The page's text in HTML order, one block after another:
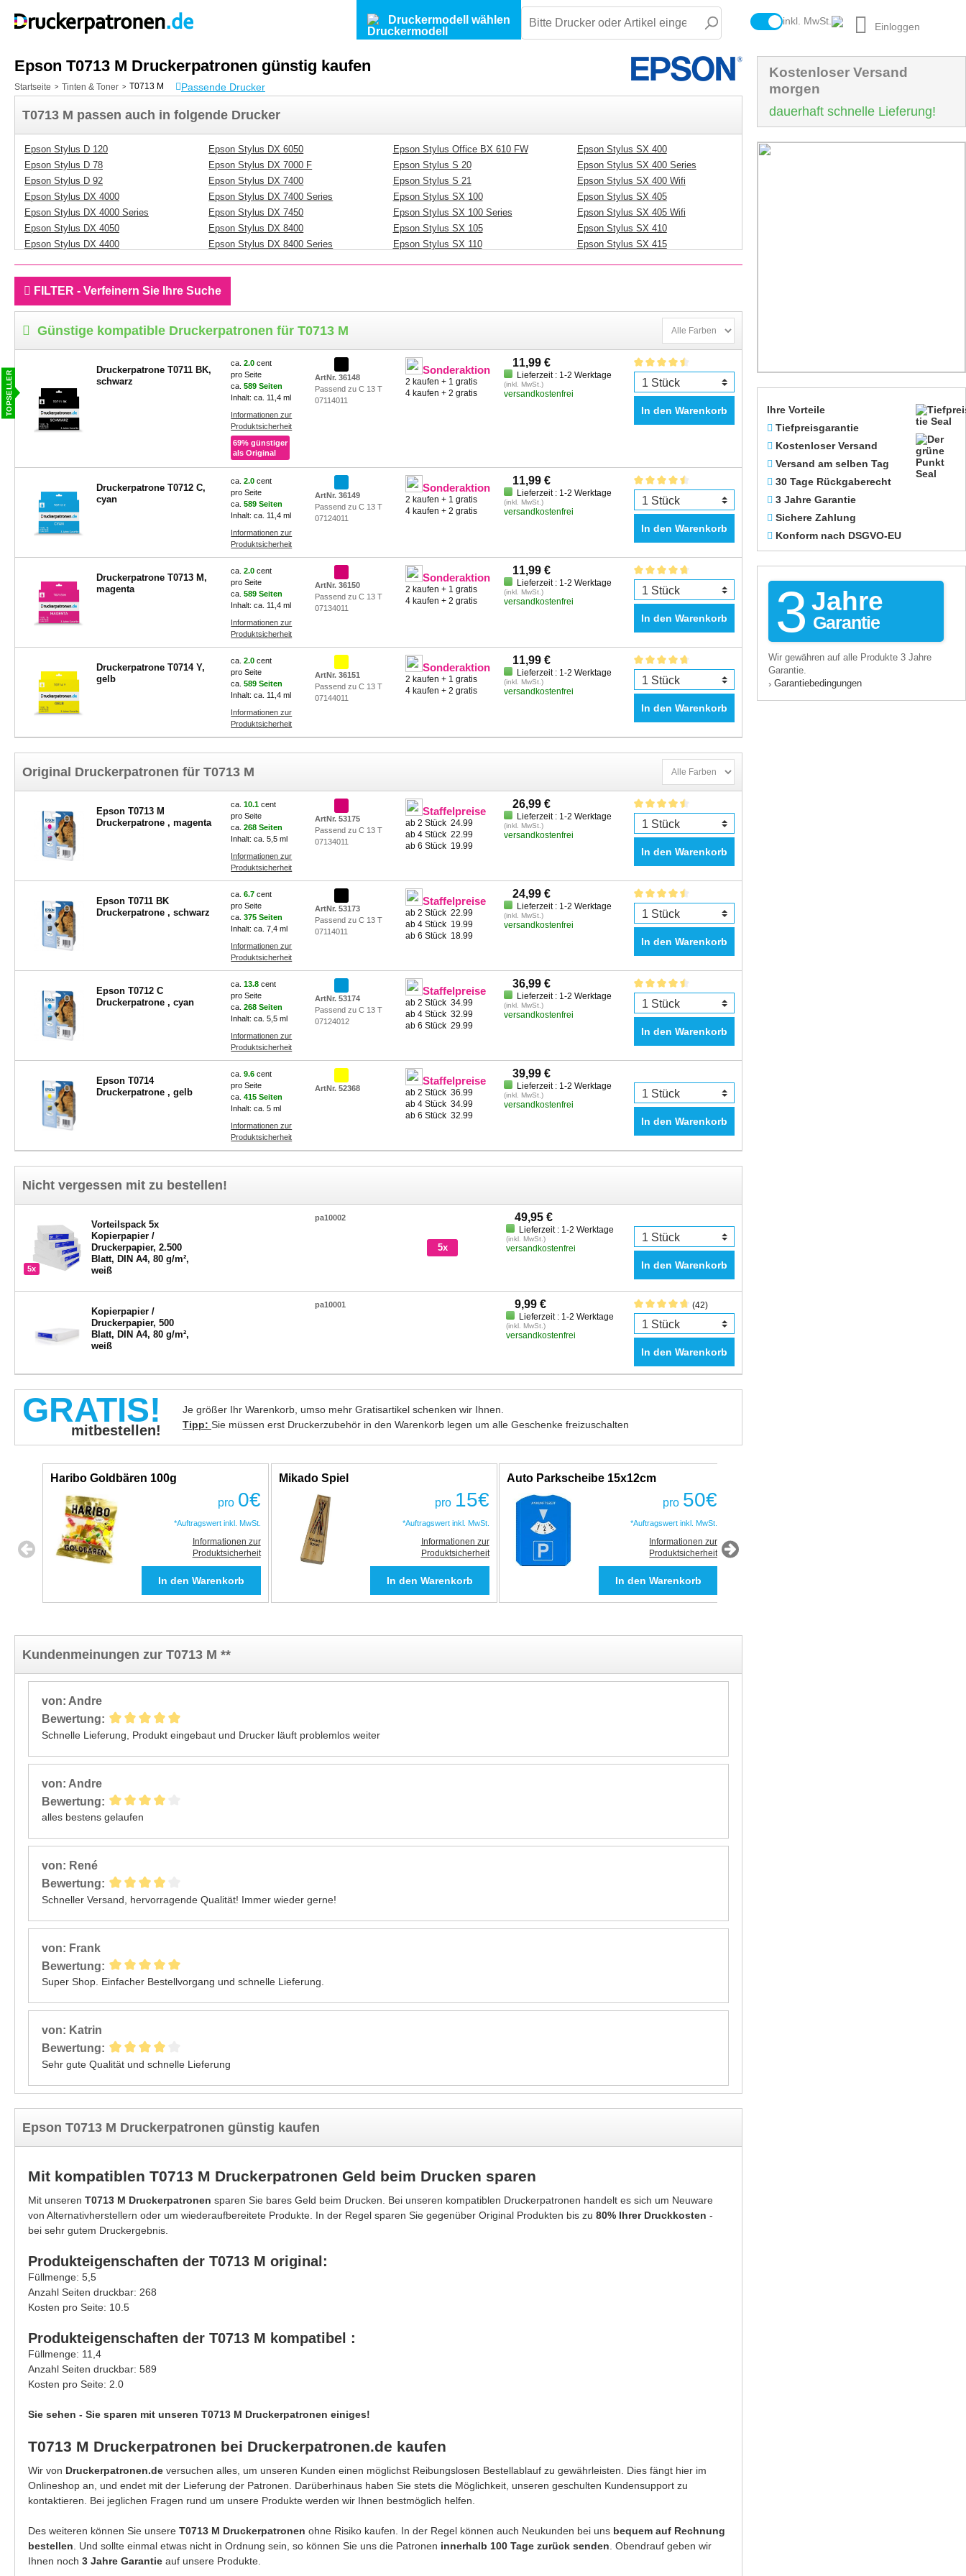
Druckermodell wählen inkl. MwSt. Einloggen
Epson T0713 M Druckerpatronen günstig kaufen
Startseite > Tinten & Toner > T0713 M Passende Drucker
T0713 M passen auch in folgende Drucker
Epson Stylus D 120
Epson Stylus D 78
Epson Stylus D 92
Epson Stylus DX 4000
Epson Stylus DX 4000 Series
Epson Stylus DX 4050
Epson Stylus DX 4400
Epson Stylus DX 4450
Epson Stylus DX 5000
Epson Stylus DX 5000 Series
Epson Stylus DX 5050
Epson Stylus DX 5500
Epson Stylus DX 6000 Series
Epson Stylus DX 6050
Epson Stylus DX 7000 F
Epson Stylus DX 7400
Epson Stylus DX 7400 Series
Epson Stylus DX 7450
Epson Stylus DX 8400
Epson Stylus DX 8400 Series
Epson Stylus DX 9200
Epson Stylus DX 9400 F
Epson Stylus Office B 40 W
Epson Stylus Office BX 300 F
Epson Stylus Office BX 310 FN
Epson Stylus Office BX 510 W
Epson Stylus Office BX 600 FW
Epson Stylus Office BX 610 FW
Epson Stylus S 20
Epson Stylus S 21
Epson Stylus SX 100
Epson Stylus SX 100 Series
Epson Stylus SX 105
Epson Stylus SX 110
Epson Stylus SX 215
Epson Stylus SX 218
Epson Stylus SX 400
Epson Stylus SX 400 Series
Epson Stylus SX 400 Wifi
Epson Stylus SX 405
Epson Stylus SX 405 Wifi
Epson Stylus SX 410
Epson Stylus SX 415
FILTER - Verfeinern Sie Ihre Suche
Günstige kompatible Druckerpatronen für T0713 M
Druckerpatrone T0711 BK,
schwarz
ca.2.0cent
pro Seite
ca.589 Seiten
Inhalt: ca. 11,4 ml
Informationen zur
Produktsicherheit
69% günstiger
als Original
ArtNr. 36148
Passend zu C 13 T
07114011
Sonderaktion
2 kaufen + 1 gratis
4 kaufen + 2 gratis
11,99 €
Lieferzeit : 1-2 Werktage
(inkl. MwSt.)
versandkostenfrei
In den Warenkorb
Druckerpatrone T0712 C,
cyan
ca.2.0cent
pro Seite
ca.589 Seiten
Inhalt: ca. 11,4 ml
Informationen zur
Produktsicherheit
ArtNr. 36149
Passend zu C 13 T
07124011
Sonderaktion
2 kaufen + 1 gratis
4 kaufen + 2 gratis
11,99 €
Lieferzeit : 1-2 Werktage
(inkl. MwSt.)
versandkostenfrei
In den Warenkorb
Druckerpatrone T0713 M,
magenta
ca.2.0cent
pro Seite
ca.589 Seiten
Inhalt: ca. 11,4 ml
Informationen zur
Produktsicherheit
ArtNr. 36150
Passend zu C 13 T
07134011
Sonderaktion
2 kaufen + 1 gratis
4 kaufen + 2 gratis
11,99 €
Lieferzeit : 1-2 Werktage
(inkl. MwSt.)
versandkostenfrei
In den Warenkorb
Druckerpatrone T0714 Y,
gelb
ca.2.0cent
pro Seite
ca.589 Seiten
Inhalt: ca. 11,4 ml
Informationen zur
Produktsicherheit
ArtNr. 36151
Passend zu C 13 T
07144011
Sonderaktion
2 kaufen + 1 gratis
4 kaufen + 2 gratis
11,99 €
Lieferzeit : 1-2 Werktage
(inkl. MwSt.)
versandkostenfrei
In den Warenkorb
Original Druckerpatronen für T0713 M
Epson T0713 M
Druckerpatrone , magenta
ca.10.1cent
pro Seite
ca.268 Seiten
Inhalt: ca. 5,5 ml
Informationen zur
Produktsicherheit
ArtNr. 53175
Passend zu C 13 T
07134011
Staffelpreise
ab 2 Stück24.99
ab 4 Stück22.99
ab 6 Stück 19.99
26,99 €
Lieferzeit : 1-2 Werktage
(inkl. MwSt.)
versandkostenfrei
In den Warenkorb
Epson T0711 BK
Druckerpatrone , schwarz
ca.6.7cent
pro Seite
ca.375 Seiten
Inhalt: ca. 7,4 ml
Informationen zur
Produktsicherheit
ArtNr. 53173
Passend zu C 13 T
07114011
Staffelpreise
ab 2 Stück22.99
ab 4 Stück 19.99
ab 6 Stück 18.99
24,99 €
Lieferzeit : 1-2 Werktage
(inkl. MwSt.)
versandkostenfrei
In den Warenkorb
Epson T0712 C
Druckerpatrone , cyan
ca.13.8cent
pro Seite
ca.268 Seiten
Inhalt: ca. 5,5 ml
Informationen zur
Produktsicherheit
ArtNr. 53174
Passend zu C 13 T
07124012
Staffelpreise
ab 2 Stück34.99
ab 4 Stück32.99
ab 6 Stück29.99
36,99 €
Lieferzeit : 1-2 Werktage
(inkl. MwSt.)
versandkostenfrei
In den Warenkorb
Epson T0714
Druckerpatrone , gelb
ca.9.6cent
pro Seite
ca.415 Seiten
Inhalt: ca. 5 ml
Informationen zur
Produktsicherheit
ArtNr. 52368
Staffelpreise
ab 2 Stück36.99
ab 4 Stück34.99
ab 6 Stück32.99
39,99 €
Lieferzeit : 1-2 Werktage
(inkl. MwSt.)
versandkostenfrei
In den Warenkorb
Nicht vergessen mit zu bestellen!
5x
Vorteilspack 5x
Kopierpapier /
Druckerpapier, 2.500
Blatt, DIN A4, 80 g/m²,
weiß
pa10002
5x
49,95 €
Lieferzeit : 1-2 Werktage
(inkl. MwSt.)
versandkostenfrei
In den Warenkorb
Kopierpapier /
Druckerpapier, 500
Blatt, DIN A4, 80 g/m²,
weiß
pa10001 9,99 €
Lieferzeit : 1-2 Werktage
(inkl. MwSt.)
versandkostenfrei
(42)
In den Warenkorb
GRATIS!
mitbestellen!
Je größer Ihr Warenkorb, umso mehr Gratisartikel schenken wir Ihnen.
Tipp: Sie müssen erst Druckerzubehör in den Warenkorb legen um alle Geschenke freizuschalten
Haribo Goldbären 100g
pro 0€
*Auftragswert inkl. MwSt.
Informationen zur
Produktsicherheit
Mikado Spiel
pro 15€
*Auftragswert inkl. MwSt.
Informationen zur
Produktsicherheit
Auto Parkscheibe 15x12cm
pro 50€
*Auftragswert inkl. MwSt.
Informationen zur
Produktsicherheit
Kundenmeinungen zur T0713 M **
von: Andre
Bewertung:
Schnelle Lieferung, Produkt eingebaut und Drucker läuft problemlos weiter
von: Andre
Bewertung:
alles bestens gelaufen
von: René
Bewertung:
Schneller Versand, hervorragende Qualität! Immer wieder gerne!
von: Frank
Bewertung:
Super Shop. Einfacher Bestellvorgang und schnelle Lieferung.
von: Katrin
Bewertung:
Sehr gute Qualität und schnelle Lieferung
Epson T0713 M Druckerpatronen günstig kaufen
Mit kompatiblen T0713 M Druckerpatronen Geld beim Drucken sparen
Mit unseren T0713 M Druckerpatronen sparen Sie bares Geld beim Drucken. Bei unseren kompatiblen Druckerpatronen handelt es sich um Neuware
von Alternativherstellern oder um wiederaufbereitete Produkte. In der Regel sparen Sie gegenüber Original Produkten bis zu 80% Ihrer Druckkosten -
bei sehr gutem Druckergebnis.
Produkteigenschaften der T0713 M original:
Füllmenge: 5,5
Anzahl Seiten druckbar: 268
Kosten pro Seite: 10.5
Produkteigenschaften der T0713 M kompatibel :
Füllmenge: 11,4
Anzahl Seiten druckbar: 589
Kosten pro Seite: 2.0
Sie sehen - Sie sparen mit unseren T0713 M Druckerpatronen einiges!
T0713 M Druckerpatronen bei Druckerpatronen.de kaufen
Wir von Druckerpatronen.de versuchen alles, um unseren Kunden einen möglichst Reibungslosen Bestellablauf zu gewährleisten. Dies fängt hier im
Onlineshop an, und endet mit der Lieferung der Patronen. Darüberhinaus haben Sie stets die Möglichkeit, unseren geschulten Kundensupport zu
kontaktieren. Bei jeglichen Fragen rund um unsere Produkte werden wir Ihnen bestmöglich helfen.
Des weiteren können Sie unsere T0713 M Druckerpatronen ohne Risiko kaufen. In der Regel können auch Neukunden bei uns bequem auf Rechnung
bestellen . Und sollte einmal etwas nicht in Ordnung sein, so können Sie uns die Patronen innerhalb 100 Tage zurück senden . Obendrauf geben wir
Ihnen noch 3 Jahre Garantie auf unsere Produkte.
Kostenloser Versand
morgen
dauerhaft schnelle Lieferung!
Ihre Vorteile
Tiefpreisgarantie
Kostenloser Versand
Versand am selben Tag
30 Tage Rückgaberecht
3 Jahre Garantie
Sichere Zahlung
Konform nach DSGVO-EU
3 Jahre
Garantie
Wir gewähren auf alle Produkte 3 Jahre
Garantie.
› Garantiebedingungen